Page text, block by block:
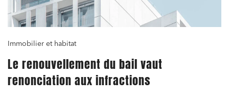
Immobilier et habitat
Le renouvellement du bail vaut
renonciation aux infractions